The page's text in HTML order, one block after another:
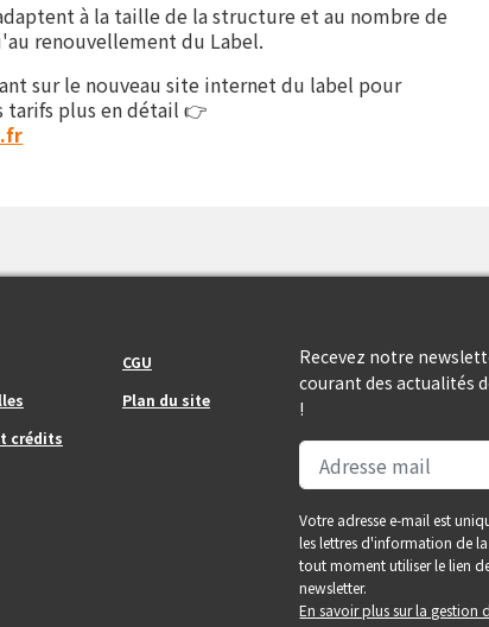
à la taille de la structure et au nombre de
renouvellement du Label.
sur le nouveau site internet du label pour
tarifs plus en détail 👉
crédits
CGU
Plan du site
Recevez notre
courant des actualités
!
Votre adresse e-mail est
les lettres d'information de
tout moment utiliser le lien
newsletter.
En savoir plus sur la gestion